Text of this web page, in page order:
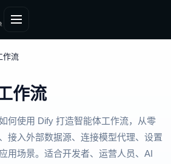
作流
作流
何使用 Dify 打造智能体工作流，从零
接入外部数据源、连接模型代理、设置
用场景。适合开发者、运营人员、AI